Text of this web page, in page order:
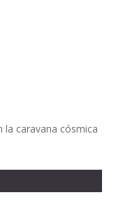
la caravana cósmica